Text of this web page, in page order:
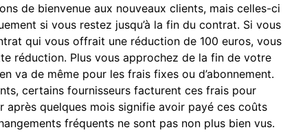
de bienvenue aux nouveaux clients, mais celles-ci
si vous restez jusqu’à la fin du contrat. Si vous
qui vous offrait une réduction de 100 euros, vous
réduction. Plus vous approchez de la fin de votre
va de même pour les frais fixes ou d’abonnement.
certains fournisseurs facturent ces frais pour
après quelques mois signifie avoir payé ces coûts
fréquents ne sont pas non plus bien vus.